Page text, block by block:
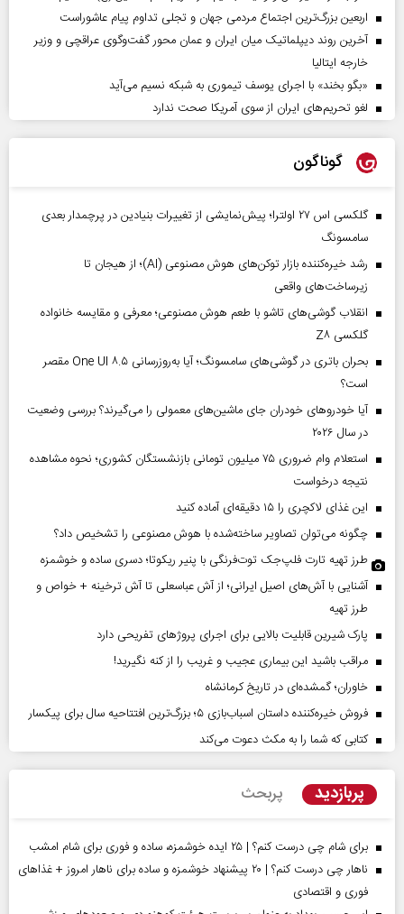
اربعین بزرگ‌ترین اجتماع مردمی جهان و تجلی تداوم پیام عاشوراست
آخرین روند دیپلماتیک میان ایران و عمان محور گفت‌وگوی عراقچی و وزیر
خارجه ایتالیا
«بگو بخند» با اجرای یوسف تیموری به شبکه نسیم می‌آید
لغو تحریم‌های ایران از سوی آمریکا صحت ندارد
گوناگون
گلکسی اس ۲۷ اولترا؛ پیش‌نمایشی از تغییرات بنیادین در پرچمدار بعدی
سامسونگ
رشد خیره‌کننده بازار توکن‌های هوش مصنوعی (AI)؛ از هیجان تا
زیرساخت‌های واقعی
انقلاب گوشی‌های تاشو‌ با طعم هوش مصنوعی؛ معرفی و مقایسه خانواده
گلکسی Z۸
بحران باتری در گوشی‌های سامسونگ؛ آیا به‌روزرسانی One UI ۸.۵ مقصر
است؟
آیا خودروهای خودران جای ماشین‌های معمولی را می‌گیرند؟ بررسی وضعیت
در سال ۲۰۲۶
استعلام وام ضروری ۷۵ میلیون تومانی بازنشستگان کشوری؛ نحوه مشاهده
نتیجه درخواست
این غذای لاکچری را ۱۵ دقیقه‌ای آماده کنید
چگونه می‌توان تصاویر ساخته‌شده با هوش مصنوعی را تشخیص داد؟
طرز تهیه تارت فلپ‌جک توت‌فرنگی با پنیر ریکوتا؛ دسری ساده و خوشمزه
آشنایی با آش‌های اصیل ایرانی؛ از آش عباسعلی تا آش ترخینه + خواص و
طرز تهیه
پارک شیرین قابلیت‌ بالایی برای اجرای پروژهای تفریحی دارد
مراقب باشید این بیماری عجیب و غریب را از کنه نگیرید!
خاوران؛ گمشده‌ای در تاریخ کرمانشاه
فروش خیره‌کننده داستان اسباب‌بازی ۵؛ بزرگ‌ترین افتتاحیه سال برای پیکسار
کتابی که شما را به مکث دعوت می‌کند
پربازدید پربحث
برای شام چی درست کنم؟ | ۲۵ ایده خوشمزه، ساده و فوری برای شام امشب
ناهار چی درست کنم؟ | ۲۰ پیشنهاد خوشمزه و ساده برای ناهار امروز + غذاهای
فوری و اقتصادی